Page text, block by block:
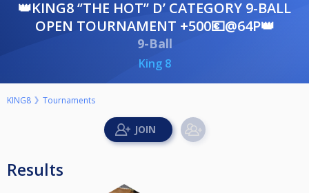
👑KING8 ‘’THE HOT’’ D’ CATEGORY 9-BALL
OPEN TOURNAMENT +500💶@64P👑
9-Ball
King 8
KING8 Tournaments
Results